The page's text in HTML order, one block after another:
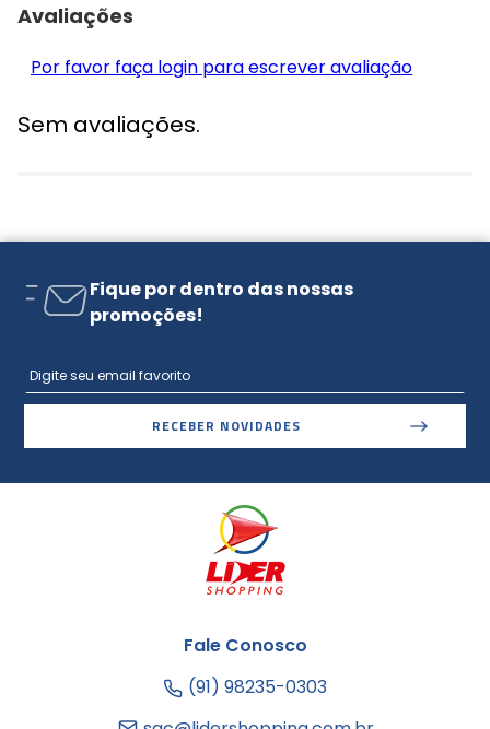
Avaliações
Por favor faça login para escrever avaliação
Sem avaliações.
Fique por dentro das nossas
promoções!
RECEBER NOVIDADES
Fale Conosco
(91) 98235-0303